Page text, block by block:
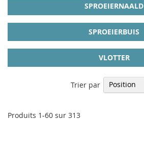
SPROEIERNAALD
SPROEIERBUIS
VLOTTER
Produits 1-60 sur 313
Trier par